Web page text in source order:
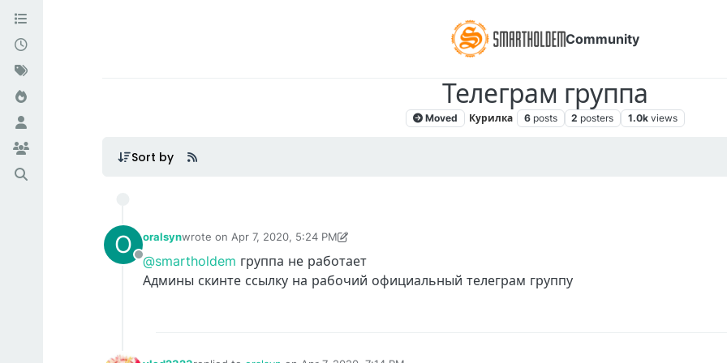
Community
Телеграм группа
Moved Курилка 6 posts 2 posters 1.0k views
Sort by
O
Offline
oralsynwrote on Apr 7, 2020, 5:24 PM
last edited by vlad2323Apr 7, 2020, 7:17 PM
@smartholdem группа не работает
Админы скинте ссылку на рабочий официальный телеграм группу